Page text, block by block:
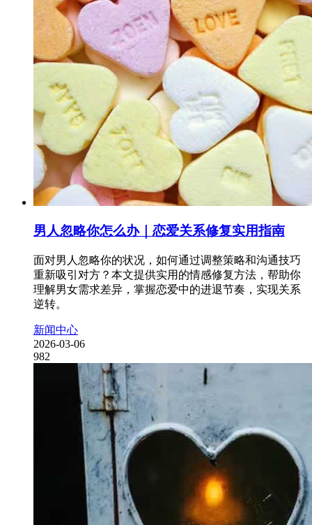
男人忽略你怎么办｜恋爱关系修复实用指南
面对男人忽略你的状况，如何通过调整策略和沟通技巧
重新吸引对方？本文提供实用的情感修复方法，帮助你
理解男女需求差异，掌握恋爱中的进退节奏，实现关系
逆转。
新闻中心
2026-03-06
982